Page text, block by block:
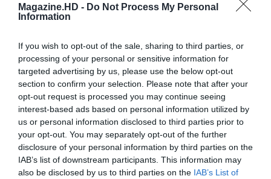
Magazine.HD - Do Not Process My Personal
Information
If you wish to opt-out of the sale, sharing to third parties, or
processing of your personal or sensitive information for
targeted advertising by us, please use the below opt-out
section to confirm your selection. Please note that after your
opt-out request is processed you may continue seeing
interest-based ads based on personal information utilized by
us or personal information disclosed to third parties prior to
your opt-out. You may separately opt-out of the further
disclosure of your personal information by third parties on the
IAB’s list of downstream participants. This information may
also be disclosed by us to third parties on the IAB’s List of
Comentário*
Nome
Email